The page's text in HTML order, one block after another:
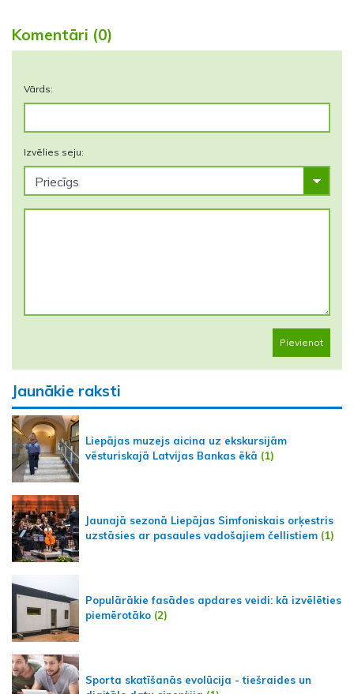
Komentāri (0)
Vārds:
Izvēlies seju:
Pievienot
Jaunākie raksti
Liepājas muzejs aicina uz ekskursijām
vēsturiskajā Latvijas Bankas ēkā (1)
Jaunajā sezonā Liepājas Simfoniskais orķestris
uzstāsies ar pasaules vadošajiem čellistiem (1)
Populārākie fasādes apdares veidi: kā izvēlēties
piemērotāko (2)
Sporta skatīšanās evolūcija - tiešraides un